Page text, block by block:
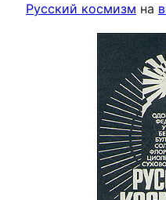
Русский космизм на